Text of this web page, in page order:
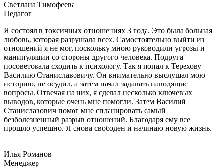
Светлана Тимофеева
Педагог
Я состоял в токсичных отношениях 3 года. Это была больная
любовь, которая разрушала всех. Самостоятельно выйти из
отношений я не мог, поскольку мною руководили угрозы и
манипуляции со стороны другого человека. Подруга
посоветовала сходить к психологу. Так я попал к Терехову
Василию Станиславовичу. Он внимательно выслушал мою
историю, не осудил, а затем начал задавать наводящие
вопросы. Отвечая на них, я сделал несколько ключевых
выводов, которые очень мне помогли. Затем Василий
Станиславович помог мне спланировать самый
безболезненный разрыв отношений. Благодаря ему все
прошло успешно. Я снова свободен и начинаю новую жизнь.
Илья Романов
Менеджер